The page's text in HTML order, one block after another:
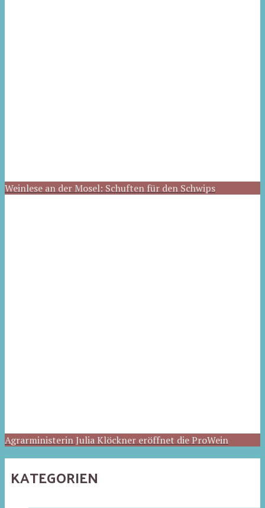
Weinlese an der Mosel: Schuften für den Schwips
Agrarministerin Julia Klöckner eröffnet die ProWein
KATEGORIEN